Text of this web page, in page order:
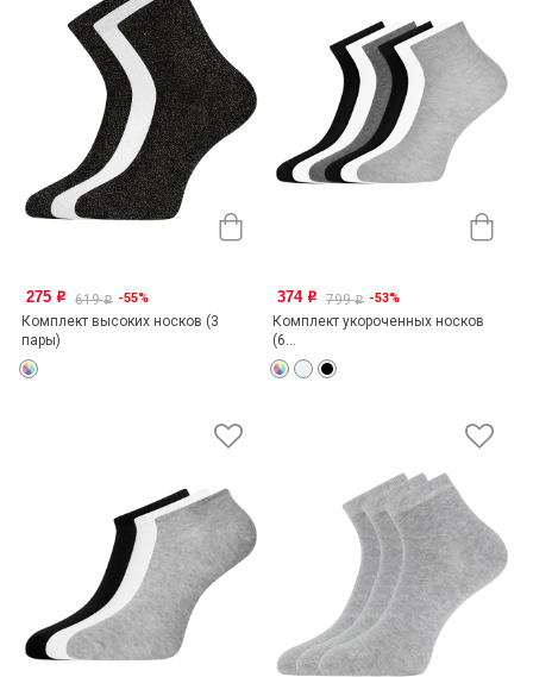
275 o 619o -55%
Комплект высоких носков (3
пары)
374 o 799o -53%
Комплект укороченных носков
(6...